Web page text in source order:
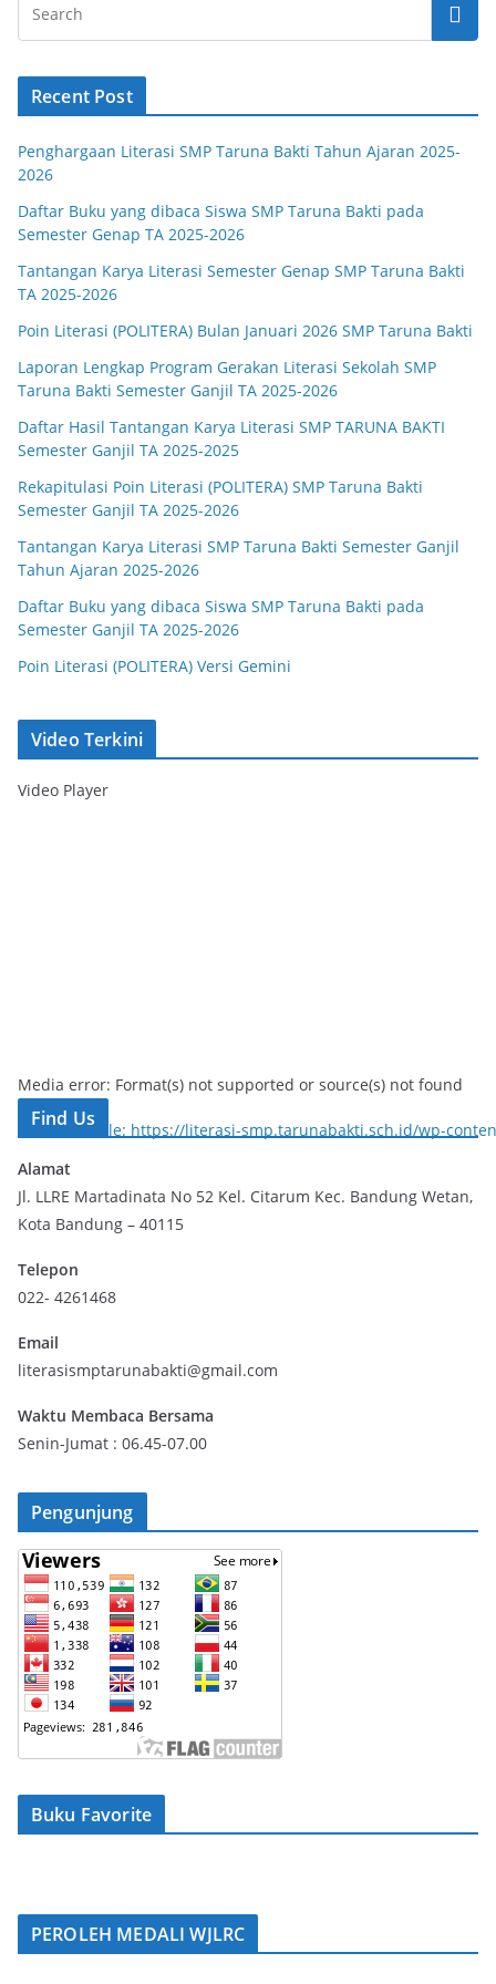
Recent Post
Penghargaan Literasi SMP Taruna Bakti Tahun Ajaran 2025-
2026
Daftar Buku yang dibaca Siswa SMP Taruna Bakti pada
Semester Genap TA 2025-2026
Tantangan Karya Literasi Semester Genap SMP Taruna Bakti
TA 2025-2026
Poin Literasi (POLITERA) Bulan Januari 2026 SMP Taruna Bakti
Laporan Lengkap Program Gerakan Literasi Sekolah SMP
Taruna Bakti Semester Ganjil TA 2025-2026
Daftar Hasil Tantangan Karya Literasi SMP TARUNA BAKTI
Semester Ganjil TA 2025-2025
Rekapitulasi Poin Literasi (POLITERA) SMP Taruna Bakti
Semester Ganjil TA 2025-2026
Tantangan Karya Literasi SMP Taruna Bakti Semester Ganjil
Tahun Ajaran 2025-2026
Daftar Buku yang dibaca Siswa SMP Taruna Bakti pada
Semester Ganjil TA 2025-2026
Poin Literasi (POLITERA) Versi Gemini
Video Terkini
Video Player
Media error: Format(s) not supported or source(s) not found
Download File: https://literasi-smp.tarunabakti.sch.id/wp-
00:00
Find Us
Alamat
Jl. LLRE Martadinata No 52 Kel. Citarum Kec. Bandung Wetan,
Kota Bandung – 40115
Telepon
022- 4261468
Email
literasismptarunabakti@gmail.com
Waktu Membaca Bersama
Senin-Jumat : 06.45-07.00
Pengunjung
Buku Favorite
PEROLEH MEDALI WJLRC